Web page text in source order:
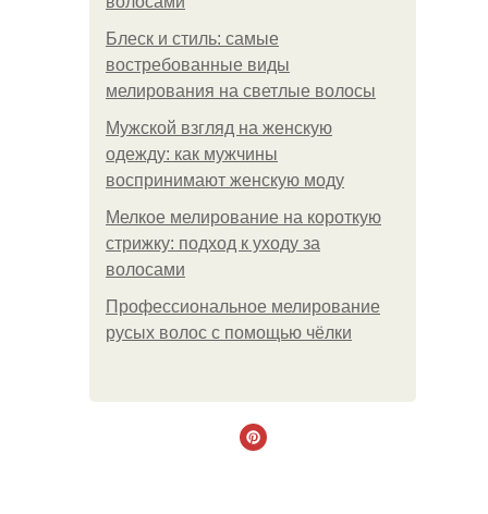
Блеск и стиль: самые
востребованные виды
мелирования на светлые волосы
Мужской взгляд на женскую
одежду: как мужчины
воспринимают женскую моду
Мелкое мелирование на короткую
стрижку: подход к уходу за
волосами
Профессиональное мелирование
русых волос с помощью чёлки